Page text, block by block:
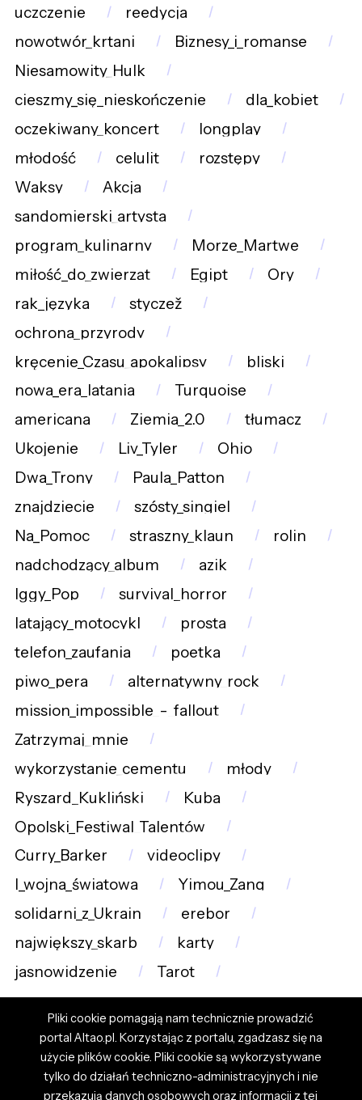
uczczenie
reedycja
nowotwór_krtani
Biznesy_i_romanse
Niesamowity_Hulk
cieszmy_się_nieskończenie
dla_kobiet
oczekiwany_koncert
longplay
młodość
celulit
rozstępy
Waksy
Akcja
sandomierski_artysta
program_kulinarny
Morze_Martwe
miłość_do_zwierząt
Egipt
Ory
rak_języka
styczež
ochrona_przyrody
kręcenie_Czasu_apokalipsy
bliski
nowa_era_latania
Turquoise
americana
Ziemia_2.0
tłumacz
Ukojenie
Liv_Tyler
Ohio
Dwa_Trony
Paula_Patton
znajdziecie
szósty_singiel
Na_Pomoc
straszny_klaun
rolin
nadchodzący_album
azik
Iggy_Pop
survival_horror
latający_motocykl
prosta
telefon_zaufania
poetka
piwo_pera
alternatywny_rock
mission_impossible_-_fallout
Zatrzymaj_mnie
wykorzystanie_cementu
młody
Ryszard_Kukliński
Kuba
Opolski_Festiwal_Talentów
Curry_Barker
videoclipy
I_wojna_światowa
Yimou_Zang
solidarni_z_Ukrain
erebor
największy_skarb
karty
jasnowidzenie
Tarot
Pliki cookie pomagają nam technicznie prowadzić
portal Altao.pl. Korzystając z portalu, zgadzasz się na
użycie plików cookie. Pliki cookie są wykorzystywane
tylko do działań techniczno-administracyjnych i nie
przekazują danych osobowych oraz informacji z tej